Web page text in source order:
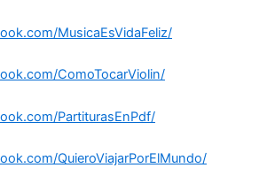
MusicaEsVidaFeliz/
ComoTocarViolin/
PartiturasEnPdf/
QuieroViajarPorElMundo/